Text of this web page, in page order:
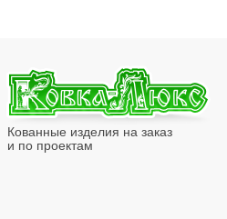
Кованные изделия на заказ
и по проектам